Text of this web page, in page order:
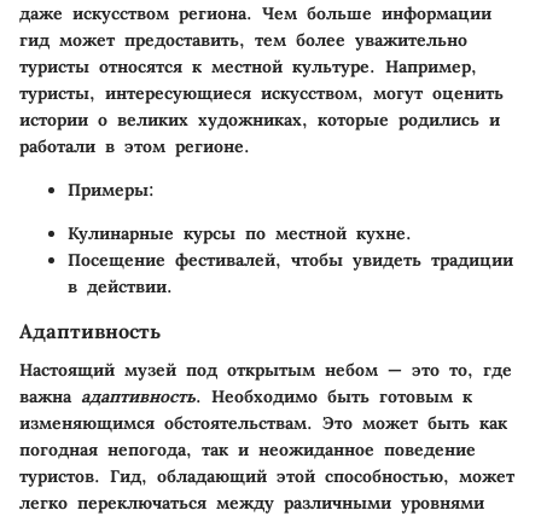
даже искусством региона. Чем больше информации
гид может предоставить, тем более уважительно
туристы относятся к местной культуре. Например,
туристы, интересующиеся искусством, могут оценить
истории о великих художниках, которые родились и
работали в этом регионе.
Примеры:
Кулинарные курсы по местной кухне.
Посещение фестивалей, чтобы увидеть традиции
в действии.
Адаптивность
Настоящий музей под открытым небом — это то, где
важна адаптивность. Необходимо быть готовым к
изменяющимся обстоятельствам. Это может быть как
погодная непогода, так и неожиданное поведение
туристов. Гид, обладающий этой способностью, может
легко переключаться между различными уровнями